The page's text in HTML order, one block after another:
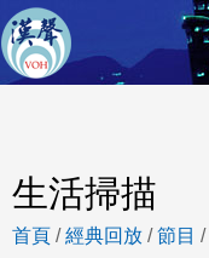
生活掃描
首頁 /經典回放 /節目 /